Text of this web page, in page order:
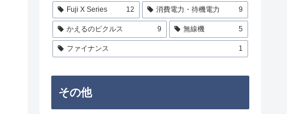
Fuji X Series 12 消費電力・待機電力 9
かえるのピクルス 9 無線機 5
ファイナンス 1
その他